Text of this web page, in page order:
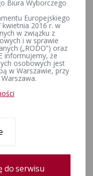
2020 rok.
r. [⇒]
r. [⇒]
2020 r. [⇒]
2020 r. [⇒]
2020 r. [⇒]
2020 r. [⇒]
2020 r. [⇒]
Biura Wyborczego
Europejskiego
kwietnia 2016 r. w
w związku z
i w sprawie
(„RODO”) oraz
informujemy, że
osobowych jest
w Warszawie, przy
do serwisu